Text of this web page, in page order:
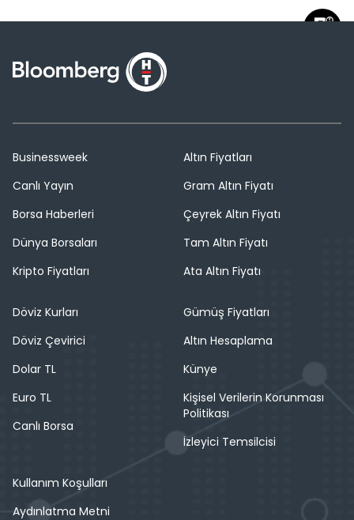
Businessweek
Canlı Yayın
Borsa Haberleri
Dünya Borsaları
Kripto Fiyatları
Altın Fiyatları
Gram Altın Fiyatı
Çeyrek Altın Fiyatı
Tam Altın Fiyatı
Ata Altın Fiyatı
Döviz Kurları
Döviz Çevirici
Dolar TL
Euro TL
Canlı Borsa
Gümüş Fiyatları
Altın Hesaplama
Künye
Kişisel Verilerin Korunması
Politikası
İzleyici Temsilcisi
Kullanım Koşulları
Aydınlatma Metni